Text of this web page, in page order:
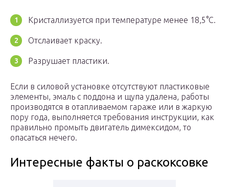
Кристаллизуется при температуре менее 18,5°C.
Отслаивает краску.
Разрушает пластики.
Если в силовой установке отсутствуют пластиковые
элементы, эмаль с поддона и щупа удалена, работы
производятся в отапливаемом гараже или в жаркую
пору года, выполняется требования инструкции, как
правильно промыть двигатель димексидом, то
опасаться нечего.
Интересные факты о раскоксовке